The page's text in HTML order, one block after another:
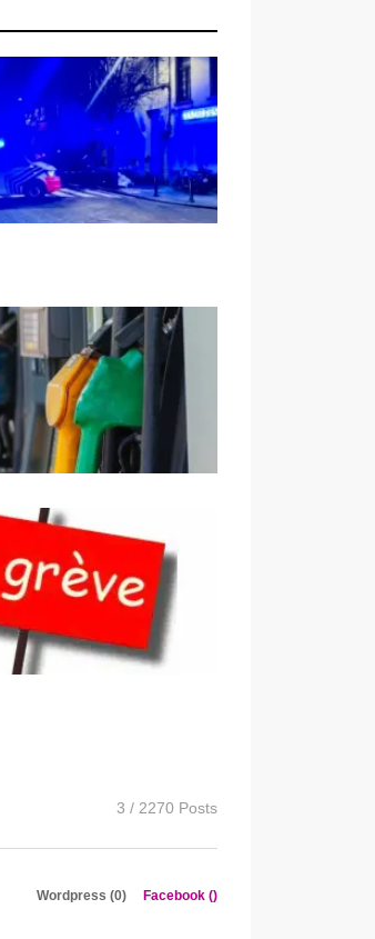
3 / 2270 Posts
Wordpress (0) Facebook ()